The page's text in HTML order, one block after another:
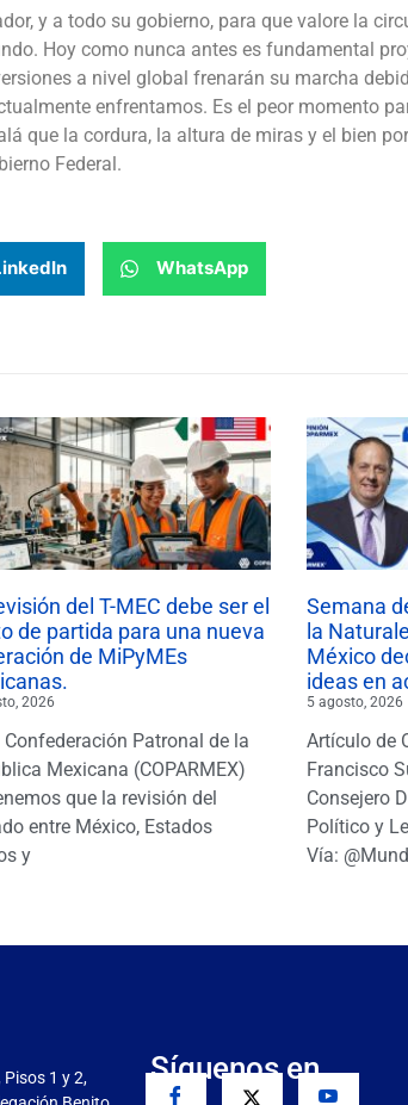
y a todo su gobierno, para que valore la
Hoy como nunca antes es fundamental
a nivel global frenarán su marcha
enfrentamos. Es el peor momento
que la cordura, la altura de miras y el bien
Federal.
WhatsApp
del T-MEC debe ser el
de partida para una nueva
de MiPyMEs
2026
Confederación Patronal de la
Mexicana (COPARMEX)
que la revisión del
entre México, Estados
y
Semana
la
México
ideas en
5 agosto, 2026
Artículo de
Francisco
Consejero
Político y
Vía:
1 y 2,
Síguenos en